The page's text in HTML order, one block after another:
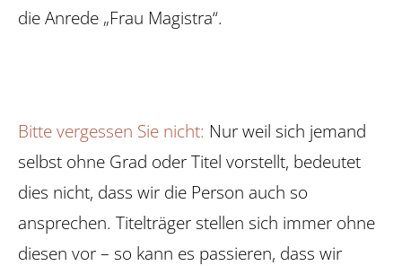
die Anrede „Frau Magistra“.
Bitte vergessen Sie nicht: Nur weil sich jemand
selbst ohne Grad oder Titel vorstellt, bedeutet
dies nicht, dass wir die Person auch so
ansprechen. Titelträger stellen sich immer ohne
diesen vor – so kann es passieren, dass wir